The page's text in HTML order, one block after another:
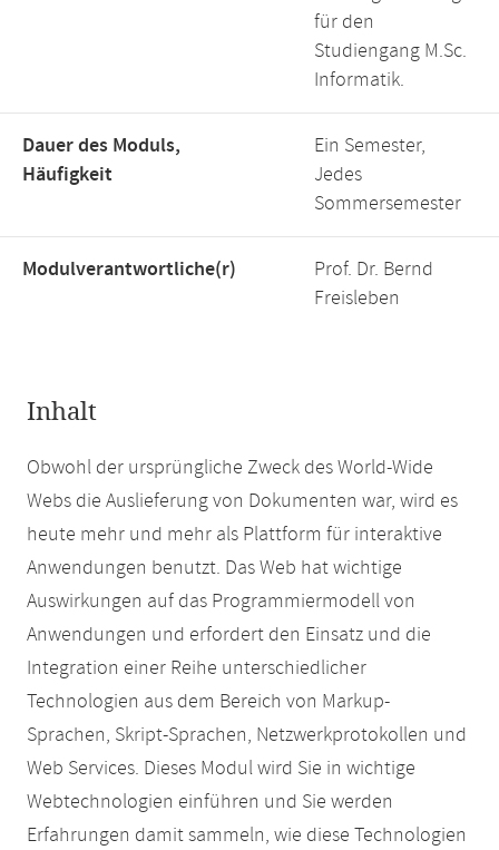
für den
Studiengang M.Sc.
Informatik.
Dauer des Moduls,
Häufigkeit
Ein Semester,
Jedes
Sommersemester
Modulverantwortliche(r)
Prof. Dr. Bernd
Freisleben
Inhalt
Obwohl der ursprüngliche Zweck des World-Wide
Webs die Auslieferung von Dokumenten war, wird es
heute mehr und mehr als Plattform für interaktive
Anwendungen benutzt. Das Web hat wichtige
Auswirkungen auf das Programmiermodell von
Anwendungen und erfordert den Einsatz und die
Integration einer Reihe unterschiedlicher
Technologien aus dem Bereich von Markup-
Sprachen, Skript-Sprachen, Netzwerkprotokollen und
Web Services. Dieses Modul wird Sie in wichtige
Webtechnologien einführen und Sie werden
Erfahrungen damit sammeln, wie diese Technologien